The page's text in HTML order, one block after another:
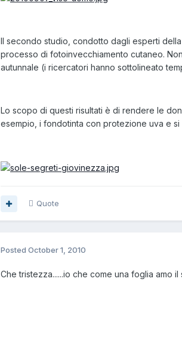
Il secondo studio, condotto dagli esperti
processo di fotoinvecchiamento cutaneo.
autunnale (i ricercatori hanno sottolineato
Lo scopo di questi risultati è di rendere le
esempio, i fondotinta con protezione uva e
Quote
Posted October 1, 2010
Che tristezza......io che come una foglia amo